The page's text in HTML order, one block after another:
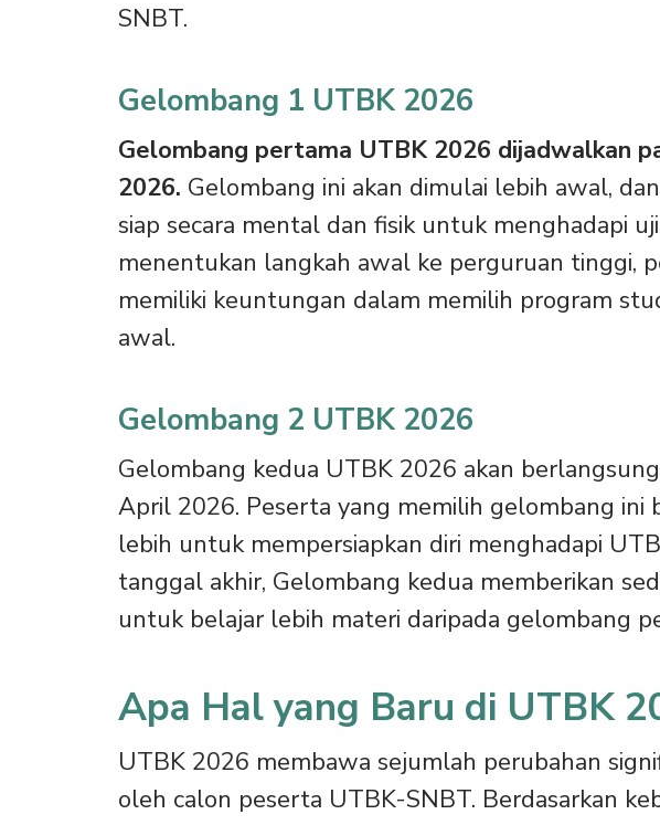
SNBT.
Gelombang 1 UTBK 2026
Gelombang pertama UTBK 2026 dijadwalkan
2026. Gelombang ini akan dimulai lebih awal,
siap secara mental dan fisik untuk menghadapi
menentukan langkah awal ke perguruan tinggi,
memiliki keuntungan dalam memilih program
awal.
Gelombang 2 UTBK 2026
Gelombang kedua UTBK 2026 akan
April 2026. Peserta yang memilih gelombang ini
lebih untuk mempersiapkan diri menghadapi
tanggal akhir, Gelombang kedua memberikan
untuk belajar lebih materi daripada gelombang
Apa Hal yang Baru di UTBK
UTBK 2026 membawa sejumlah perubahan
oleh calon peserta UTBK-SNBT. Berdasarkan